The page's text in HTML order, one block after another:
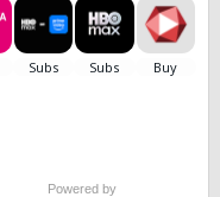
Powered by